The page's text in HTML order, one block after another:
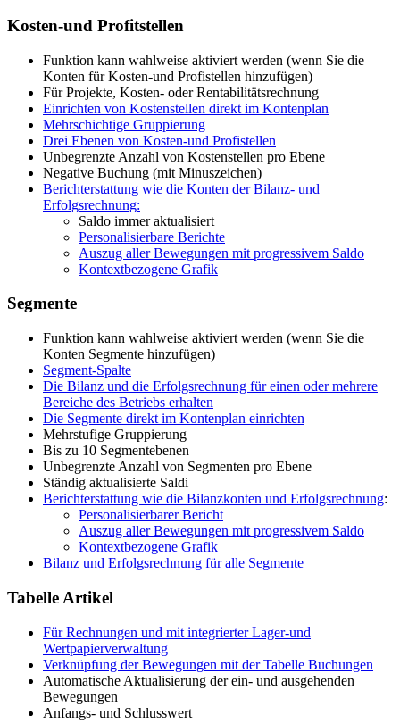
Kosten-und Profitstellen
Funktion kann wahlweise aktiviert werden (wenn Sie die
Konten für Kosten-und Profistellen hinzufügen)
Für Projekte, Kosten- oder Rentabilitätsrechnung
Einrichten von Kostenstellen direkt im Kontenplan
Mehrschichtige Gruppierung
Drei Ebenen von Kosten-und Profistellen
Unbegrenzte Anzahl von Kostenstellen pro Ebene
Negative Buchung (mit Minuszeichen)
Berichterstattung wie die Konten der Bilanz- und
Erfolgsrechnung:
Saldo immer aktualisiert
Personalisierbare Berichte
Auszug aller Bewegungen mit progressivem Saldo
Kontextbezogene Grafik
Segmente
Funktion kann wahlweise aktiviert werden (wenn Sie die
Konten Segmente hinzufügen)
Segment-Spalte
Die Bilanz und die Erfolgsrechnung für einen oder mehrere
Bereiche des Betriebs erhalten
Die Segmente direkt im Kontenplan einrichten
Mehrstufige Gruppierung
Bis zu 10 Segmentebenen
Unbegrenzte Anzahl von Segmenten pro Ebene
Ständig aktualisierte Saldi
Berichterstattung wie die Bilanzkonten und Erfolgsrechnung:
Personalisierbarer Bericht
Auszug aller Bewegungen mit progressivem Saldo
Kontextbezogene Grafik
Bilanz und Erfolgsrechnung für alle Segmente
Tabelle Artikel
Für Rechnungen und mit integrierter Lager-und
Wertpapierverwaltung
Verknüpfung der Bewegungen mit der Tabelle Buchungen
Automatische Aktualisierung der ein- und ausgehenden
Bewegungen
Anfangs- und Schlusswert